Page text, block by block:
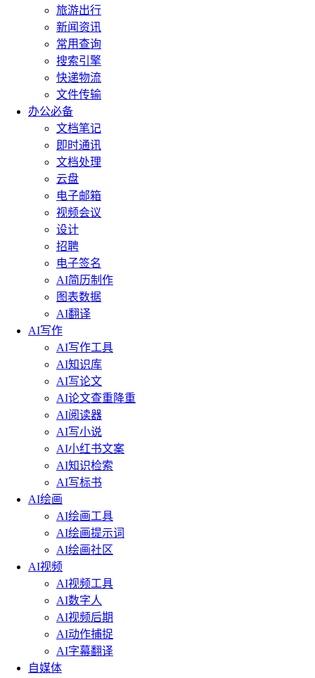
旅游出行
新闻资讯
常用查询
搜索引擎
快递物流
文件传输
办公必备
文档笔记
即时通讯
文档处理
云盘
电子邮箱
视频会议
设计
招聘
电子签名
AI简历制作
图表数据
AI翻译
AI写作
AI写作工具
AI知识库
AI写论文
AI论文查重降重
AI阅读器
AI写小说
AI小红书文案
AI知识检索
AI写标书
AI绘画
AI绘画工具
AI绘画提示词
AI绘画社区
AI视频
AI视频工具
AI数字人
AI视频后期
AI动作捕捉
AI字幕翻译
自媒体